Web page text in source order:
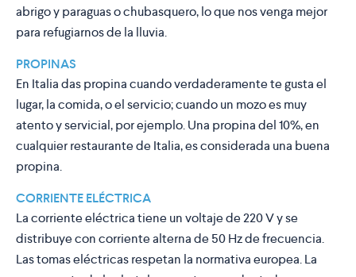
abrigo y paraguas o chubasquero, lo que nos venga mejor
para refugiarnos de la lluvia.
PROPINAS
En Italia das propina cuando verdaderamente te gusta el
lugar, la comida, o el servicio; cuando un mozo es muy
atento y servicial, por ejemplo. Una propina del 10%, en
cualquier restaurante de Italia, es considerada una buena
propina.
CORRIENTE ELÉCTRICA
La corriente eléctrica tiene un voltaje de 220 V y se
distribuye con corriente alterna de 50 Hz de frecuencia.
Las tomas eléctricas respetan la normativa europea. La